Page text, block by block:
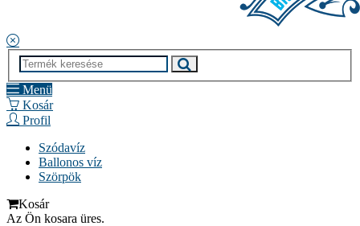
Menü
Kosár
Profil
Szódavíz
Ballonos víz
Szörpök
Kosár
Az Ön kosara üres.